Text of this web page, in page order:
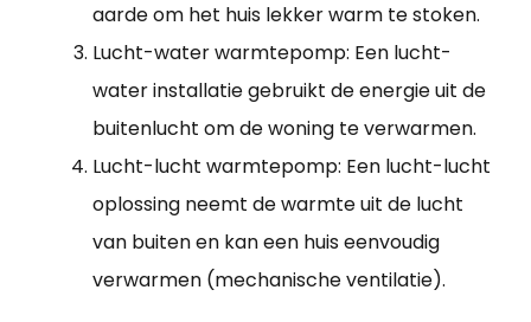
aarde om het huis lekker warm te stoken.
Lucht-water warmtepomp: Een lucht-
water installatie gebruikt de energie uit de
buitenlucht om de woning te verwarmen.
Lucht-lucht warmtepomp: Een lucht-lucht
oplossing neemt de warmte uit de lucht
van buiten en kan een huis eenvoudig
verwarmen (mechanische ventilatie).